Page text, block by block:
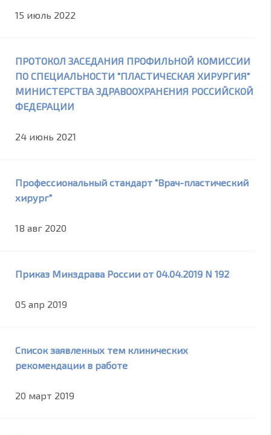
15 июль 2022
ПРОТОКОЛ ЗАСЕДАНИЯ ПРОФИЛЬНОЙ КОМИССИИ
ПО СПЕЦИАЛЬНОСТИ "ПЛАСТИЧЕСКАЯ ХИРУРГИЯ"
МИНИСТЕРСТВА ЗДРАВООХРАНЕНИЯ РОССИЙСКОЙ
ФЕДЕРАЦИИ
24 июнь 2021
Профессиональный стандарт "Врач-пластический
хирург"
18 авг 2020
Приказ Минздрава России от 04.04.2019 N 192
05 апр 2019
Список заявленных тем клинических
рекомендации в работе
20 март 2019